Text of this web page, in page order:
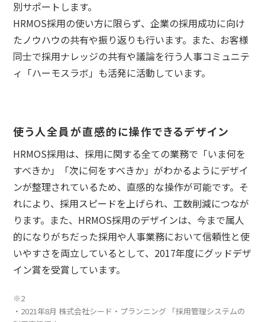
別サポートします。
HRMOS採用の使い方に限らず、企業の採用成功に向け
たノウハウの共有や振り返りも行います。また、お客様
同士で採用ナレッジの共有や議論を行う人事コミュニテ
ィ「ハーモスラボ」も活発に活動しています。
使う人全員が直感的に操作できるデザイン
HRMOS採用は、採用に関する全ての業務で「いま何を
すべきか」「次に何をすべきか」がわかるようにデザイ
ンが整理されているため、直感的な操作が可能です。そ
れにより、採用スピードを上げられ、工数削減につなが
ります。また、HRMOS採用のデザインは、今まで属人
的になりがちだった採用や人事業務において信頼性と使
いやすさを両立しているとして、2017年度にグッドデザ
イン賞を受賞しています。
※2
・2021年8月 株式会社シード・プランニング 「採用管理システムの